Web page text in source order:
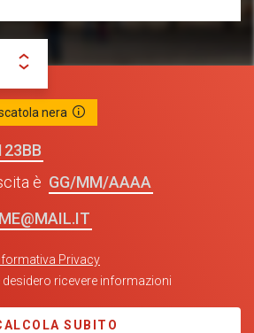
nera
è
GG/MM/AAAA
Privacy
desidero ricevere informazioni
SUBITO